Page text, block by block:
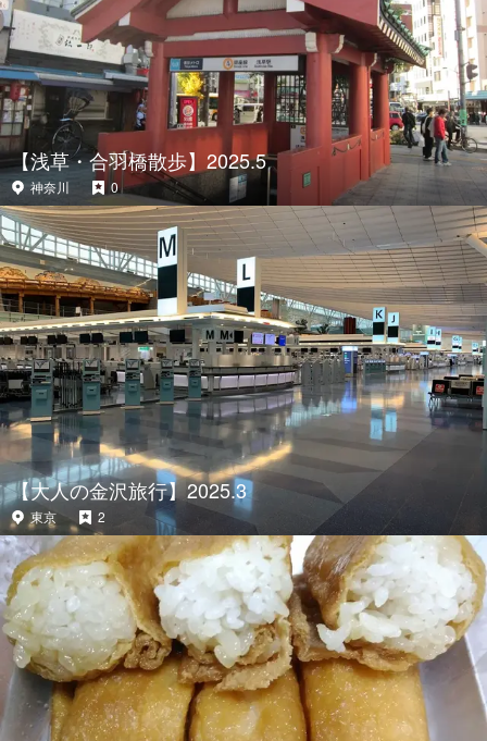
【浅草・合羽橋散歩】2025.5
神奈川 0
【大人の金沢旅行】2025.3
東京 2